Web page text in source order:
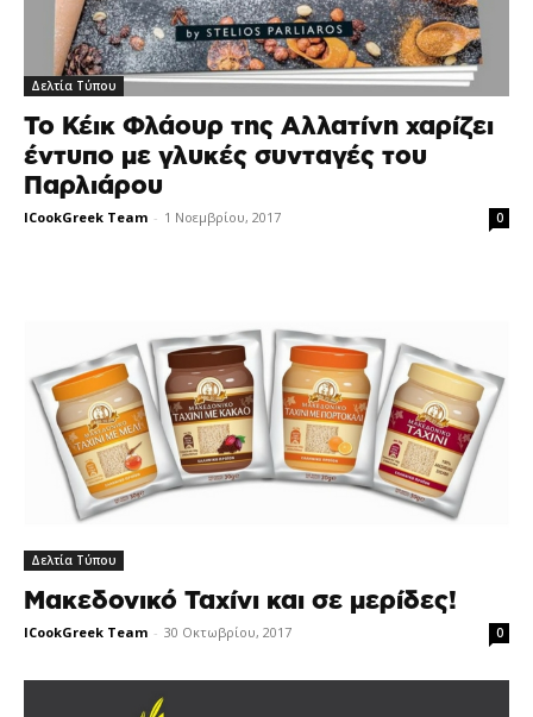
Δελτία Τύπου
Το Κέικ Φλάουρ της Αλλατίνη χαρίζει
έντυπο με γλυκές συνταγές του
Παρλιάρου
ICookGreek Team - 1 Νοεμβρίου, 2017 0
Δελτία Τύπου
Μακεδονικό Ταχίνι και σε μερίδες!
ICookGreek Team - 30 Οκτωβρίου, 2017 0